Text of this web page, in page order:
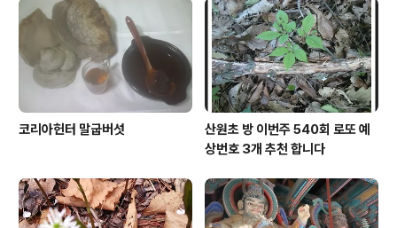
코리아헌터 말굽버섯
산원초 방 이번주 540회 로또 예
상번호 3개 추천 합니다